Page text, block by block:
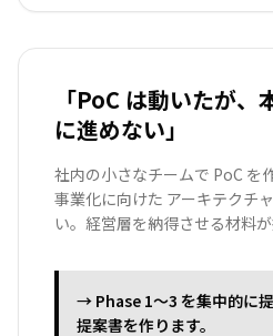
「PoC は動いたが
に進めない」
社内の小さなチームで PoC を
事業化に向けた アーキテクチ
い。経営層を納得させる材料が
→ Phase 1〜3 を集中的に
提案書を作ります。